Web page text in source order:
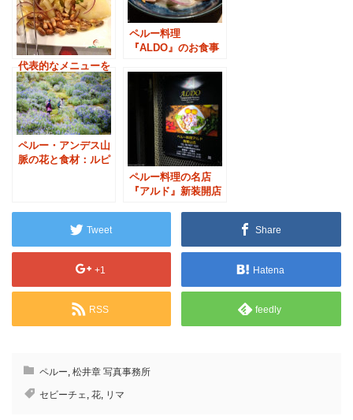
代表的なメニューを
完食！「ペルー料理
お食事会」
ペルー料理
『ALDO』のお食事
ペルー・アンデス山
脈の花と食材：ルピ
ペルー料理の名店
『アルド』新装開店
Tweet Share
+1 Hatena
RSS feedly
ペルー 松井章 写真事務所
セビーチェ 花 リマ